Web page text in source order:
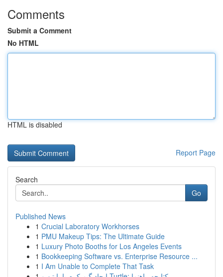
Comments
Submit a Comment
No HTML
HTML is disabled
Report Page
Search
Go
Published News
1 Crucial Laboratory Workhorses
1 PMU Makeup Tips: The Ultimate Guide
1 Luxury Photo Booths for Los Angeles Events
1 Bookkeeping Software vs. Enterprise Resource ...
1 I Am Unable to Complete That Task